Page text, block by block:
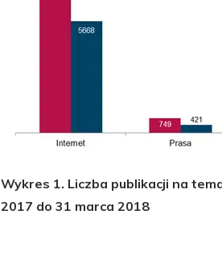
Wykres 1. Liczba publikacji na
2017 do 31 marca 2018